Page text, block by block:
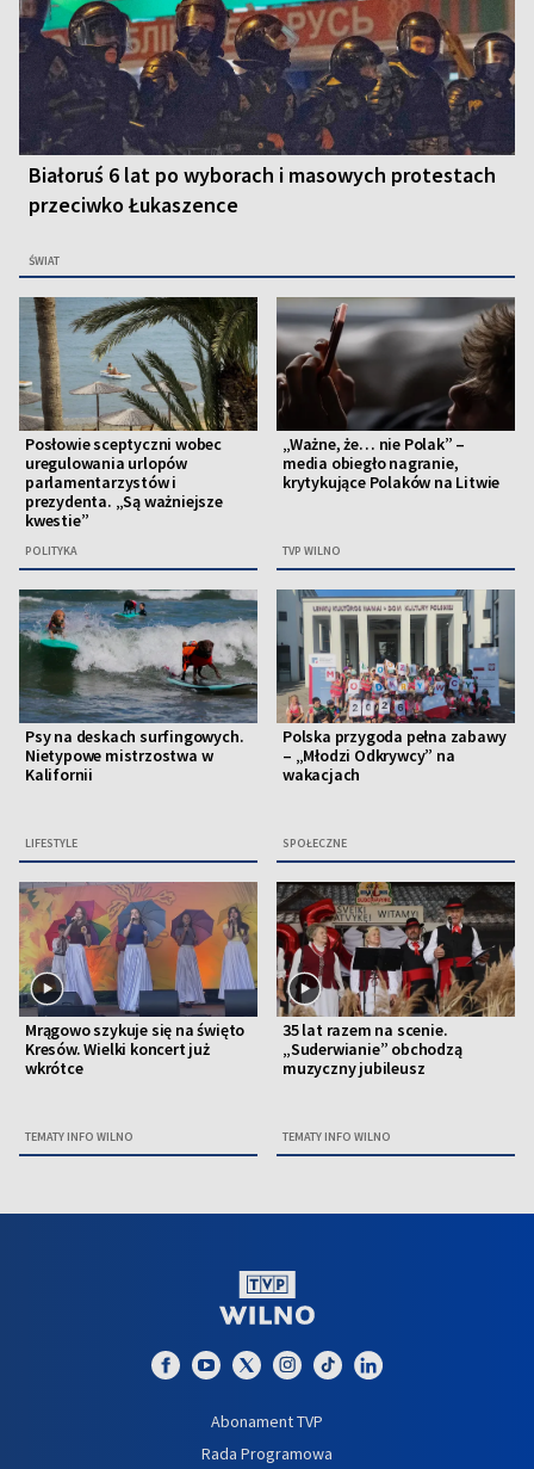
Białoruś 6 lat po wyborach i masowych protestach
przeciwko Łukaszence
ŚWIAT
Posłowie sceptyczni wobec
uregulowania urlopów
parlamentarzystów i
prezydenta. „Są ważniejsze
kwestie”
POLITYKA
„Ważne, że… nie Polak” –
media obiegło nagranie,
krytykujące Polaków na Litwie
TVP WILNO
Psy na deskach surfingowych.
Nietypowe mistrzostwa w
Kalifornii
LIFESTYLE
Polska przygoda pełna zabawy
– „Młodzi Odkrywcy” na
wakacjach
SPOŁECZNE
Mrągowo szykuje się na święto
Kresów. Wielki koncert już
wkrótce
TEMATY INFO WILNO
35 lat razem na scenie.
„Suderwianie” obchodzą
muzyczny jubileusz
TEMATY INFO WILNO
Abonament TVP
Rada Programowa